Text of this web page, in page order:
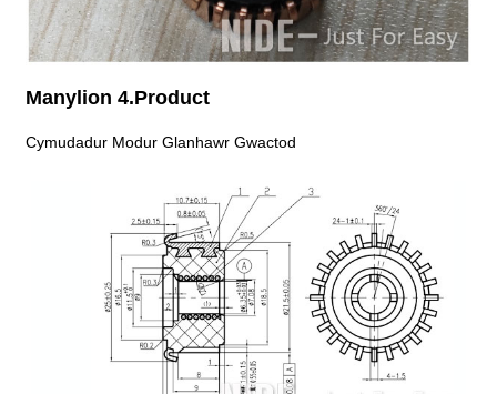
Manylion 4.Product
Cymudadur Modur Glanhawr Gwactod